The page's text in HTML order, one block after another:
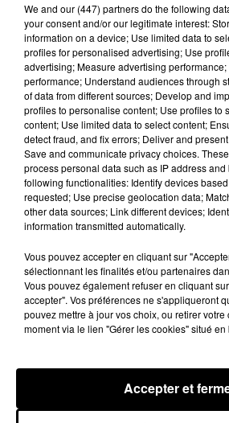
Hip-Hop News
5 août 2026
Après le film,
le père de Michael
4 août 2026
Josh Levi dévoile
4 août 2026
Ariana Grande
sa tournée
Rim’K revient bien
We and our (447) partnersdo the following
your consent and/or our legitimate interest:
information on a device; Use limited data to
profiles for personalised advertising; Use
advertising; Measure advertising
performance; Understand audiences through
of data from different sources; Develop and
profiles to personalise content; Use profiles to
content; Use limited data to select content;
detect fraud, and fix errors; Deliver and
Save and communicate privacy choices.
process personal data such as IP address
following functionalities: Identify devices
requested; Use precise geolocation data;
other data sources; Link different devices;
information transmitted automatically.
Vous pouvez accepter en cliquant sur
sélectionnant les finalités et/ou partenaires
Vous pouvez également refuser en cliquant
accepter". Vos préférences ne s'appliqueront
pouvez mettre à jour vos choix, ou retirer
moment via le lien "Gérer les cookies" situé
Accepter et